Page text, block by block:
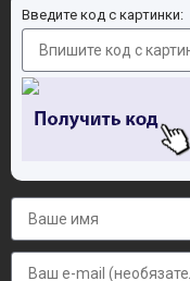
Введите код с картинки: